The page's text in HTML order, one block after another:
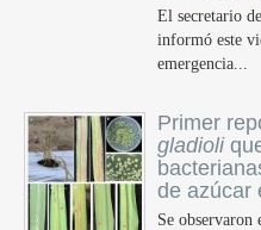
El secretario
informó este
emergencia...
Primer
gladioli
de azúcar
Se observaron